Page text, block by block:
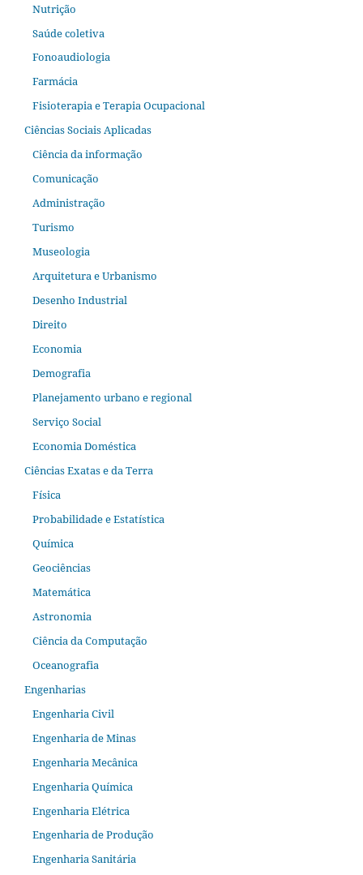
Nutrição
Saúde coletiva
Fonoaudiologia
Farmácia
Fisioterapia e Terapia Ocupacional
Ciências Sociais Aplicadas
Ciência da informação
Comunicação
Administração
Turismo
Museologia
Arquitetura e Urbanismo
Desenho Industrial
Direito
Economia
Demografia
Planejamento urbano e regional
Serviço Social
Economia Doméstica
Ciências Exatas e da Terra
Física
Probabilidade e Estatística
Química
Geociências
Matemática
Astronomia
Ciência da Computação
Oceanografia
Engenharias
Engenharia Civil
Engenharia de Minas
Engenharia Mecânica
Engenharia Química
Engenharia Elétrica
Engenharia de Produção
Engenharia Sanitária